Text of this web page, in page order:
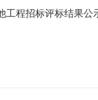
工程招标评标结果
(元)4924555.55